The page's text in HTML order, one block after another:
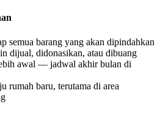
semua barang yang akan dipindahkan
dijual, didonasikan, atau dibuang
awal — jadwal akhir bulan di
rumah baru, terutama di area